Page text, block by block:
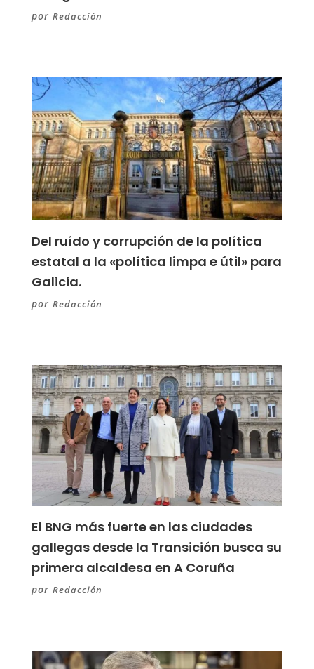
por Redacción
Del ruído y corrupción de la política
estatal a la «política limpa e útil» para
Galicia.
por Redacción
El BNG más fuerte en las ciudades
gallegas desde la Transición busca su
primera alcaldesa en A Coruña
por Redacción